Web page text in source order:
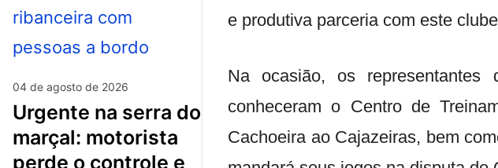
04 de agosto de 2026
urgente na serra do
marçal: motorista
perde o controle e
e produtiva parceria com este
Na ocasião, os representantes
conheceram o Centro de
Cachoeira ao Cajazeiras, bem